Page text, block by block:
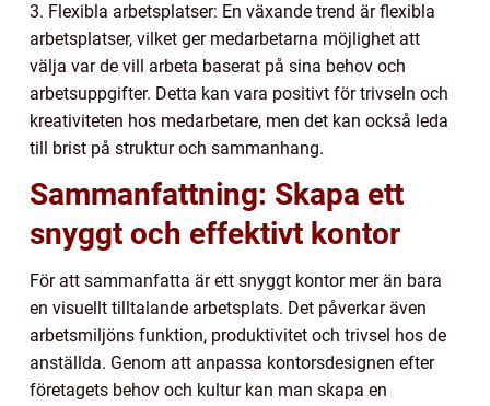
3. Flexibla arbetsplatser: En växande trend är flexibla
arbetsplatser, vilket ger medarbetarna möjlighet att
välja var de vill arbeta baserat på sina behov och
arbetsuppgifter. Detta kan vara positivt för trivseln och
kreativiteten hos medarbetare, men det kan också leda
till brist på struktur och sammanhang.
Sammanfattning: Skapa ett
snyggt och effektivt kontor
För att sammanfatta är ett snyggt kontor mer än bara
en visuellt tilltalande arbetsplats. Det påverkar även
arbetsmiljöns funktion, produktivitet och trivsel hos de
anställda. Genom att anpassa kontorsdesignen efter
företagets behov och kultur kan man skapa en